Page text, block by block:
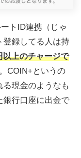
トID連携（じゃ
登録してる人は持
以上のチャージで
COIN+というの
現金のようなも
銀行口座に出金で